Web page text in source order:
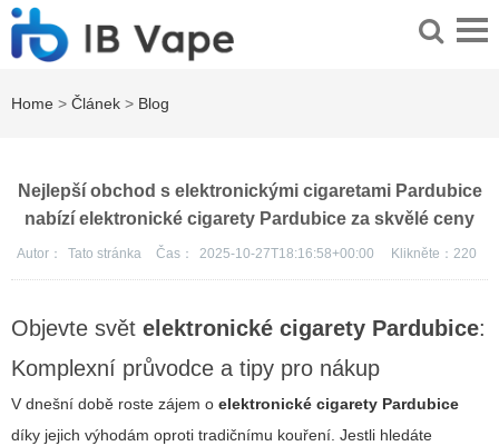
Home > Článek > Blog
Nejlepší obchod s elektronickými cigaretami Pardubice
nabízí elektronické cigarety Pardubice za skvělé ceny
Autor： Tato stránka Čas： 2025-10-27T18:16:58+00:00 Klikněte： 220
Objevte svět elektronické cigarety Pardubice:
Komplexní průvodce a tipy pro nákup
V dnešní době roste zájem o elektronické cigarety Pardubice
díky jejich výhodám oproti tradičnímu kouření. Jestli hledáte